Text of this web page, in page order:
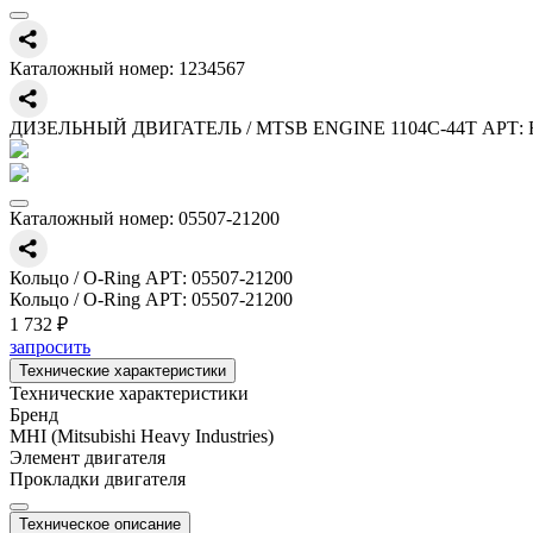
Каталожный номер: 1234567
ДИЗЕЛЬНЫЙ ДВИГАТЕЛЬ / MTSB ENGINE 1104C-44T АРТ:
Каталожный номер: 05507-21200
Кольцо / O-Ring АРТ: 05507-21200
Кольцо / O-Ring АРТ: 05507-21200
1 732 ₽
запросить
Технические характеристики
Технические характеристики
Бренд
MHI (Mitsubishi Heavy Industries)
Элемент двигателя
Прокладки двигателя
Техническое описание